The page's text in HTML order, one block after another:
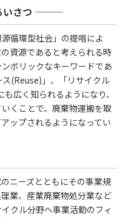
つ ―――
循環型社会」の提唱によ
資源であると考えられる時
ボリックなキーワードであ
(Reuse)」、「リサイクル
広く知られるようになり、
くことで、廃棄物運搬を取
ップされるようになってい
ニーズとともにその事業規
業、産業廃棄物処分業など
クル分野へ事業活動のフィ